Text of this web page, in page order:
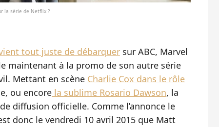
la série de Netflix ?
tout juste de débarquer sur ABC, Marvel
maintenant à la promo de son autre série
Mettant en scène Charlie Cox dans le rôle
ou encore la sublime Rosario Dawson, la
diffusion officielle. Comme l’annonce le
donc le vendredi 10 avril 2015 que Matt